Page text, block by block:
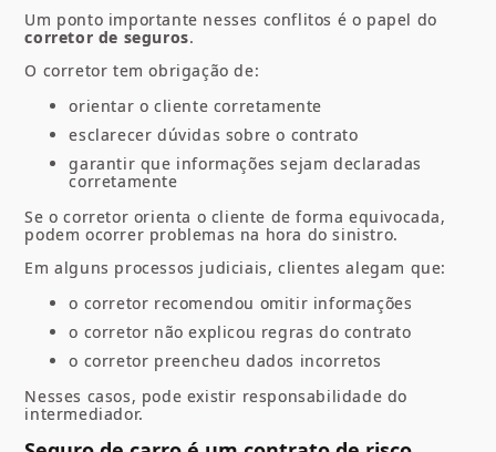
Um ponto importante nesses conflitos é o papel do
corretor de seguros.
O corretor tem obrigação de:
orientar o cliente corretamente
esclarecer dúvidas sobre o contrato
garantir que informações sejam declaradas
corretamente
Se o corretor orienta o cliente de forma equivocada,
podem ocorrer problemas na hora do sinistro.
Em alguns processos judiciais, clientes alegam que:
o corretor recomendou omitir informações
o corretor não explicou regras do contrato
o corretor preencheu dados incorretos
Nesses casos, pode existir responsabilidade do
intermediador.